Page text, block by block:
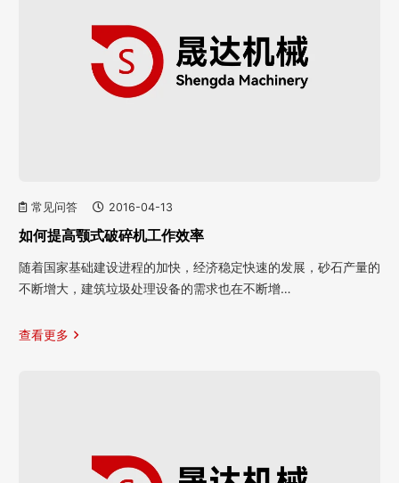
常见问答 2016-04-13
如何提高颚式破碎机工作效率
随着国家基础建设进程的加快，经济稳定快速的发展，砂石产量的
不断增大，建筑垃圾处理设备的需求也在不断增…
查看更多